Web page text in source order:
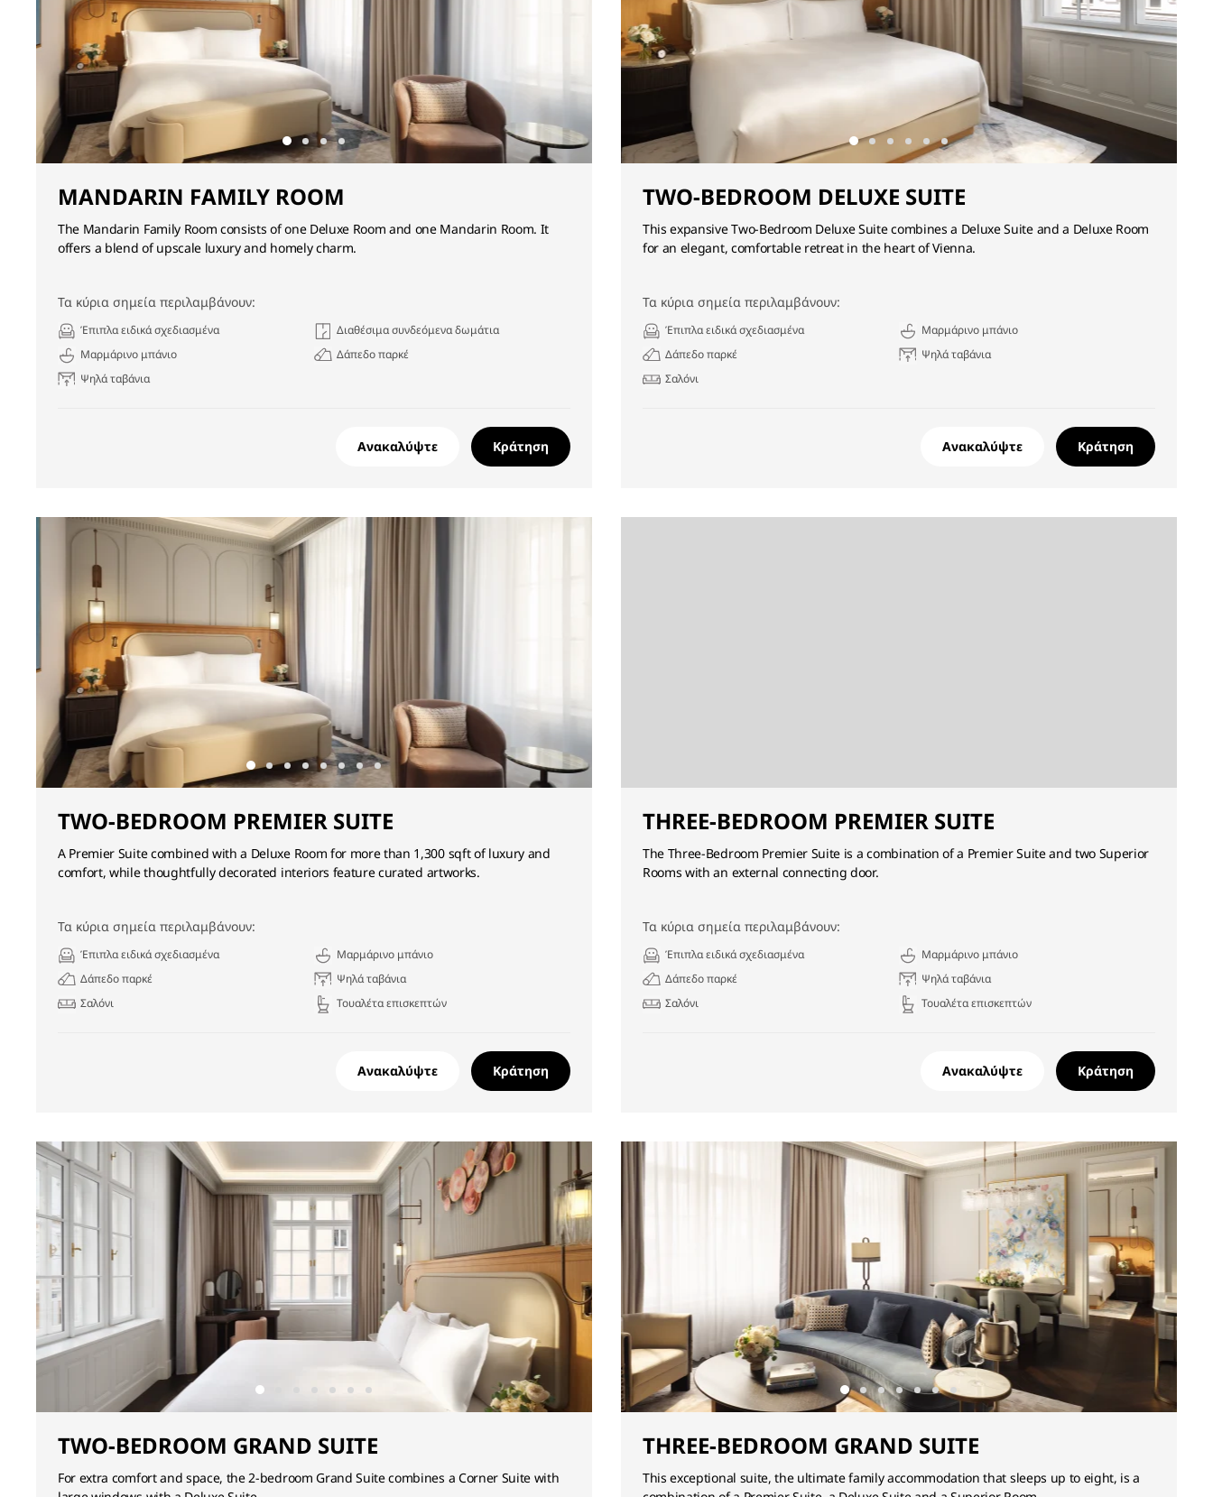
MANDARIN FAMILY ROOM
The Mandarin Family Room consists of one Deluxe Room and one Mandarin Room. It
offers a blend of upscale luxury and homely charm.
Τα κύρια σημεία περιλαμβάνουν:
Έπιπλα ειδικά σχεδιασμένα
Διαθέσιμα συνδεόμενα δωμάτια
Μαρμάρινο μπάνιο
Δάπεδο παρκέ
Ψηλά ταβάνια
Ανακαλύψτε Κράτηση
TWO-BEDROOM DELUXE SUITE
This expansive Two-Bedroom Deluxe Suite combines a Deluxe Suite and a Deluxe Room
for an elegant, comfortable retreat in the heart of Vienna.
Τα κύρια σημεία περιλαμβάνουν:
Έπιπλα ειδικά σχεδιασμένα
Μαρμάρινο μπάνιο
Δάπεδο παρκέ
Ψηλά ταβάνια
Σαλόνι
Ανακαλύψτε Κράτηση
TWO-BEDROOM PREMIER SUITE
A Premier Suite combined with a Deluxe Room for more than 1,300 sqft of luxury and
comfort, while thoughtfully decorated interiors feature curated artworks.
Τα κύρια σημεία περιλαμβάνουν:
Έπιπλα ειδικά σχεδιασμένα
Μαρμάρινο μπάνιο
Δάπεδο παρκέ
Ψηλά ταβάνια
Σαλόνι
Τουαλέτα επισκεπτών
Ανακαλύψτε Κράτηση
THREE-BEDROOM PREMIER SUITE
The Three-Bedroom Premier Suite is a combination of a Premier Suite and two Superior
Rooms with an external connecting door.
Τα κύρια σημεία περιλαμβάνουν:
Έπιπλα ειδικά σχεδιασμένα
Μαρμάρινο μπάνιο
Δάπεδο παρκέ
Ψηλά ταβάνια
Σαλόνι
Τουαλέτα επισκεπτών
Ανακαλύψτε Κράτηση
TWO-BEDROOM GRAND SUITE
For extra comfort and space, the 2-bedroom Grand Suite combines a Corner Suite with
THREE-BEDROOM GRAND SUITE
This exceptional suite, the ultimate family accommodation that sleeps up to eight, is a